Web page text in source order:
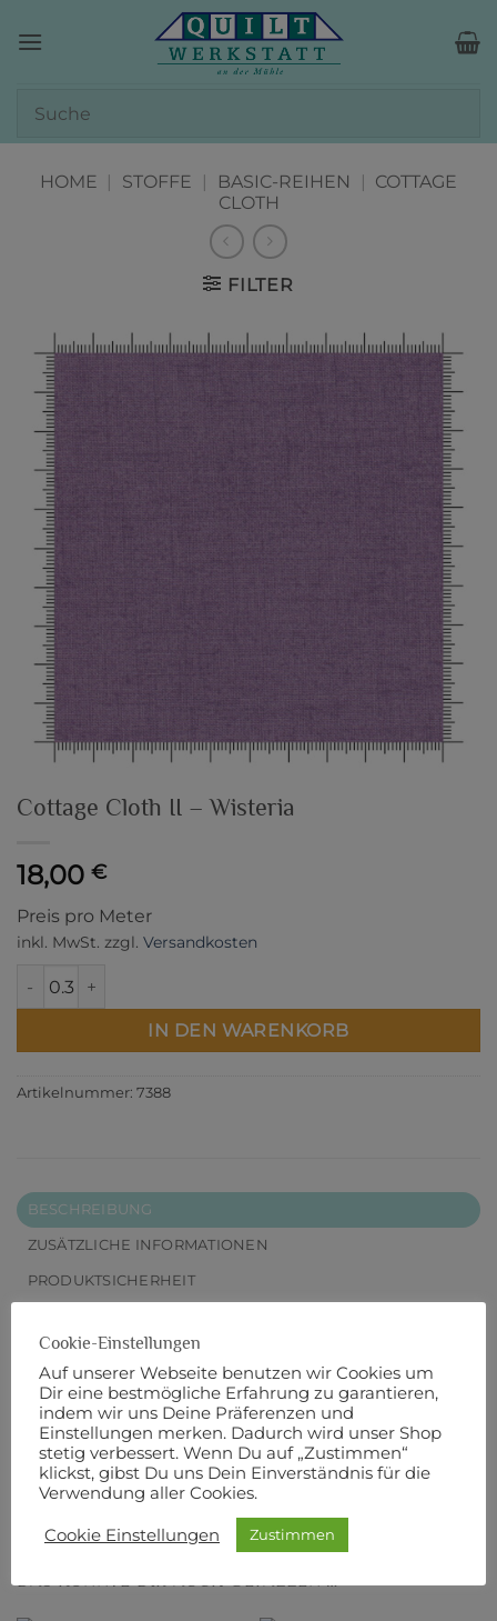
Inhalt
HOME | STOFFE | BASIC-REIHEN | COTTAGE
CLOTH
FILTER
Cottage Cloth II – Wisteria
18,00 €
Preis pro Meter
inkl. MwSt. zzgl. Versandkosten
Cottage Cloth II - Wisteria Menge
IN DEN WARENKORB
Artikelnummer: 7388
BESCHREIBUNG
ZUSÄTZLICHE INFORMATIONEN
PRODUKTSICHERHEIT
100% Baumwolle
Designer:Renée Nannemann
Hersteller:Makower
DAS KÖNNTE DIR AUCH GEFALLEN …
Cookie-Einstellungen
Auf unserer Webseite benutzen wir Cookies um
Dir eine bestmögliche Erfahrung zu garantieren,
indem wir uns Deine Präferenzen und
Einstellungen merken. Dadurch wird unser Shop
stetig verbessert. Wenn Du auf „Zustimmen“
klickst, gibst Du uns Dein Einverständnis für die
Verwendung aller Cookies.
Cookie Einstellungen Zustimmen